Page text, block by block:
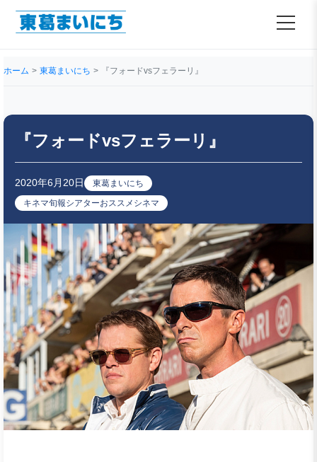
ホーム 東葛まいにち 『フォードvsフェラーリ』
『フォードvsフェラーリ』
2020年6月20日
東葛まいにち
キネマ旬報シアターおススメシネマ